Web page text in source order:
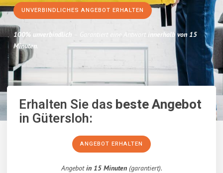
UNVERBINDLICHES ANGEBOT ERHALTEN
100% unverbindlich – Garantiert eine Antwort innerhalb von 15
Minuten.
Erhalten Sie dasbeste Angebot
in Gütersloh:
ANGEBOT ERHALTEN
Angebotin 15 Minuten(garantiert).